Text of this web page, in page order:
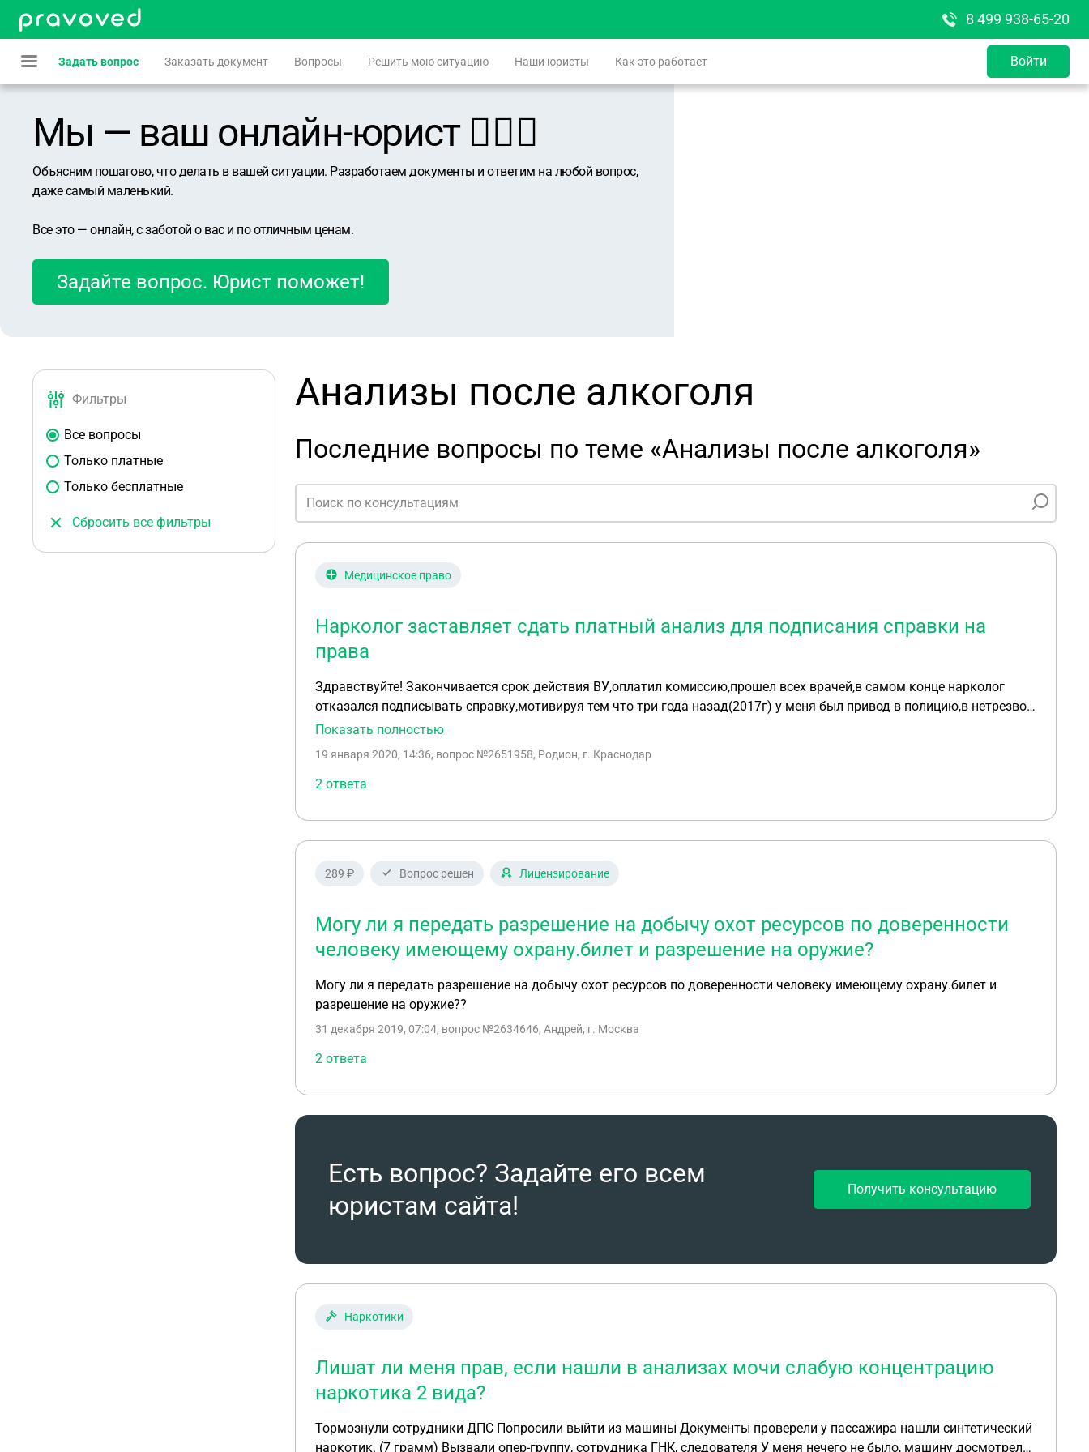
8 499 938-65-20
Задать вопрос Заказать документ Вопросы Решить мою ситуацию Наши юристы Как это работает Войти
Мы — ваш онлайн-юрист 👨🏻‍⚖️
Объясним пошагово, что делать в вашей ситуации. Разработаем документы и ответим на любой вопрос,
даже самый маленький.
Все это — онлайн, с заботой о вас и по отличным ценам.
Задайте вопрос. Юрист поможет!
Фильтры
Все вопросы
Только платные
Только бесплатные
Сбросить все фильтры
Анализы после алкоголя
Последние вопросы по теме «Анализы после алкоголя»
Медицинское право
Нарколог заставляет сдать платный анализ для подписания справки на
права
Здравствуйте! Закончивается срок действия ВУ,оплатил комиссию,прошел всех врачей,в самом конце нарколог
отказался подписывать справку,мотивируя тем что три года назад(2017г) у меня был привод в полицию,в нетрезвом
виде,на учёте я не состою,и никогда не состоял.говорит езжай сдавай анализ который стоит 3000 р. Как мне быть?
Показать полностью
19 января 2020, 14:36, вопрос №2651958, Родион, г. Краснодар
2 ответа
289 ₽ Вопрос решен Лицензирование
Могу ли я передать разрешение на добычу охот ресурсов по доверенности
человеку имеющему охрану.билет и разрешение на оружие?
Могу ли я передать разрешение на добычу охот ресурсов по доверенности человеку имеющему охрану.билет и
разрешение на оружие??
31 декабря 2019, 07:04, вопрос №2634646, Андрей, г. Москва
2 ответа
Есть вопрос? Задайте его всем
юристам сайта!
Получить консультацию
Наркотики
Лишат ли меня прав, если нашли в анализах мочи слабую концентрацию
наркотика 2 вида?
Тормознули сотрудники ДПС Попросили выйти из машины Документы проверели у пассажира нашли синтетический
наркотик. (7 грамм) Вызвали опер-группу, сотрудника ГНК, следователя У меня нечего не было, машину досмотрели